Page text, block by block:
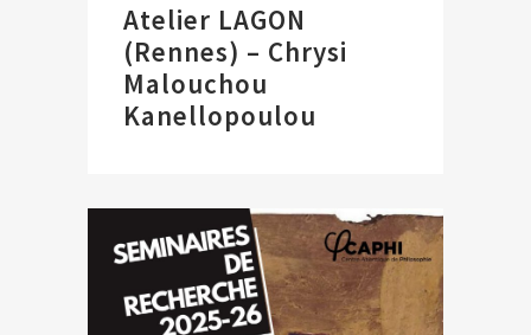
Atelier LAGON
(Rennes) – Chrysi
Malouchou
Kanellopoulou